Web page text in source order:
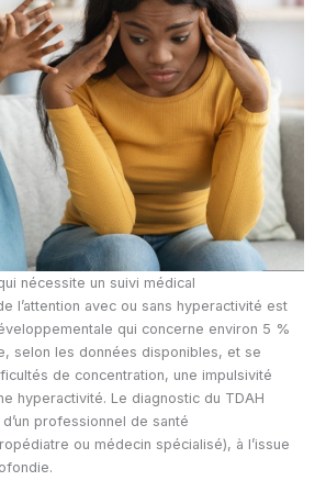
nécessite un suivi médical
l’attention avec ou sans hyperactivité est
qui concerne environ 5 %
selon les données disponibles, et se
de concentration, une impulsivité
hyperactivité. Le diagnostic du TDAH
professionnel de santé
ou médecin spécialisé), à l’issue